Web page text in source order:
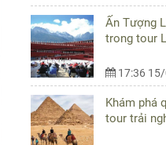
Ấn Tượng
trong tour
17:36
Khám phá
tour trải